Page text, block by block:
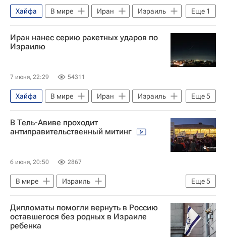
Еще 1
Хайфа В мире Иран
Израиль
Военная операция США и Израиля против Ирана
Иран нанес серию ракетных ударов по
Израилю
7 июня, 22:29 54311
Еще5
Хайфа В мире Иран
Израиль
Армия обороны Израиля (ЦАХАЛ)
Дональд Трамп
Биньямин Нетаньяху
В Тель-Авиве проходит
антиправительственный митинг
6 июня, 20:50 2867
Еще5
В мире
Израиль
Западный берег реки Иордан
Иерусалим
Биньямин Нетаньяху
ХАМАС
Дипломаты помогли вернуть в Россию
оставшегося без родных в Израиле
ребенка